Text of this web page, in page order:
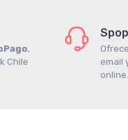
,
Chile
email
online.